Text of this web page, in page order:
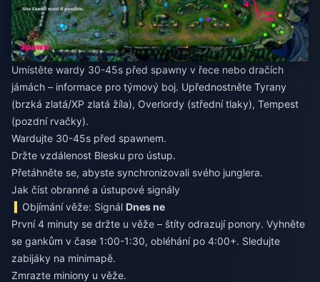
Umístěte wardy 30-45s před spawny v řece nebo dračích
jámách – informace pro týmový boj. Upřednostněte Tyrany
(brzká zlatá/XP zlatá žíla), Overlordy (střední tlaky), Tempest
(pozdní rvačky).
Wardujte 30-45s před spawnem.
Držte vzdálenost Blesku pro ústup.
Přetáhněte se, abyste synchronizovali svého junglera.
Jak číst obranné a ústupové signály
Objímání věže: SignálDnes ne
První 4 minuty se držte u věže – štíty odrazují ponory. Vyhněte
se gankům v čase 1:00-1:30, obléhání po 4:00+. Sledujte
zabijáky na minimapě.
Zmrazte miniony u věže.